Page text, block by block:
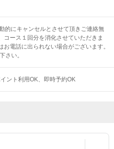
的にキャンセルとさせて頂きご連絡無
コース１回分を消化させていただきま
電話に出られない場合がございます。
さい。
ント利用OK 即時予約OK